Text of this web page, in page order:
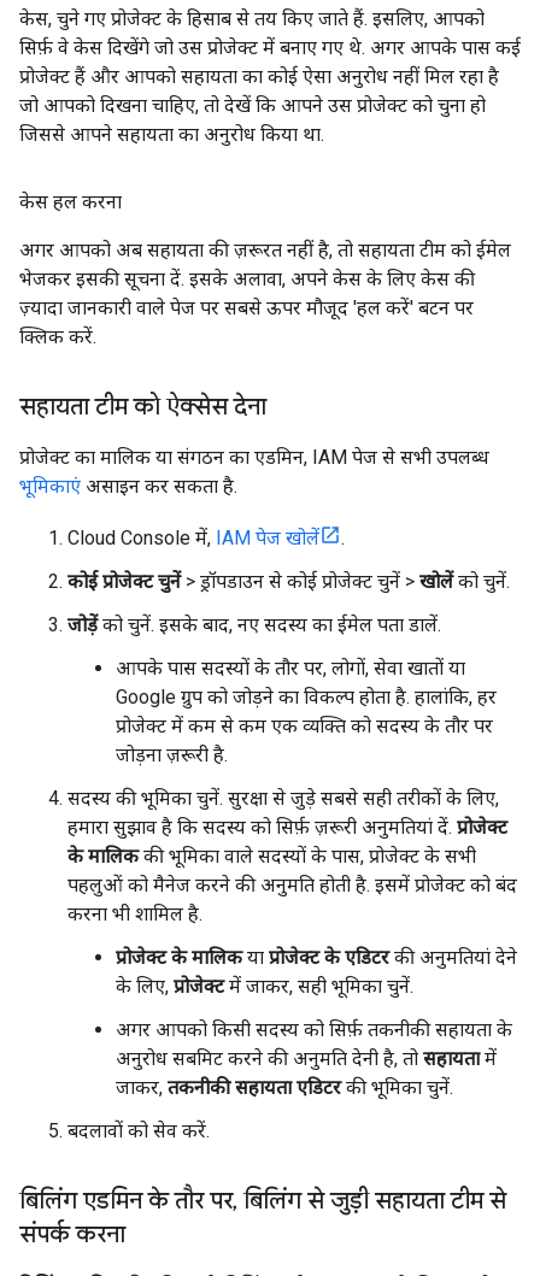
केस, चुने गए प्रोजेक्ट के हिसाब से तय किए जाते हैं. इसलिए, आपको
सिर्फ़ वे केस दिखेंगे जो उस प्रोजेक्ट में बनाए गए थे. अगर आपके पास कई
प्रोजेक्ट हैं और आपको सहायता का कोई ऐसा अनुरोध नहीं मिल रहा है
जो आपको दिखना चाहिए, तो देखें कि आपने उस प्रोजेक्ट को चुना हो
जिससे आपने सहायता का अनुरोध किया था.
केस हल करना
अगर आपको अब सहायता की ज़रूरत नहीं है, तो सहायता टीम को ईमेल
भेजकर इसकी सूचना दें. इसके अलावा, अपने केस के लिए केस की
ज़्यादा जानकारी वाले पेज पर सबसे ऊपर मौजूद 'हल करें' बटन पर
क्लिक करें.
सहायता टीम को ऐक्सेस देना
प्रोजेक्ट का मालिक या संगठन का एडमिन, IAM पेज से सभी उपलब्ध
भूमिकाएं असाइन कर सकता है.
Cloud Console में, IAM पेज खोलें
.
कोई प्रोजेक्ट चुनें> ड्रॉपडाउन से कोई प्रोजेक्ट चुनें > खोलेंको चुनें.
जोड़ेंको चुनें. इसके बाद, नए सदस्य का ईमेल पता डालें.
आपके पास सदस्यों के तौर पर, लोगों, सेवा खातों या
Google ग्रुप को जोड़ने का विकल्प होता है. हालांकि, हर
प्रोजेक्ट में कम से कम एक व्यक्ति को सदस्य के तौर पर
जोड़ना ज़रूरी है.
सदस्य की भूमिका चुनें. सुरक्षा से जुड़े सबसे सही तरीकों के लिए,
हमारा सुझाव है कि सदस्य को सिर्फ़ ज़रूरी अनुमतियां दें. प्रोजेक्ट
के मालिककी भूमिका वाले सदस्यों के पास, प्रोजेक्ट के सभी
पहलुओं को मैनेज करने की अनुमति होती है. इसमें प्रोजेक्ट को बंद
करना भी शामिल है.
प्रोजेक्ट के मालिकया प्रोजेक्ट के एडिटरकी अनुमतियां देने
के लिए, प्रोजेक्टमें जाकर, सही भूमिका चुनें.
अगर आपको किसी सदस्य को सिर्फ़ तकनीकी सहायता के
अनुरोध सबमिट करने की अनुमति देनी है, तो सहायतामें
जाकर, तकनीकी सहायता एडिटरकी भूमिका चुनें.
बदलावों को सेव करें.
बिलिंग एडमिन के तौर पर, बिलिंग से जुड़ी सहायता टीम से
संपर्क करना